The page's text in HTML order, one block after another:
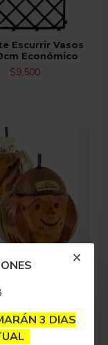
3 DIAS
Escurrir Vasos
Económico
$9,500
Para Vasos